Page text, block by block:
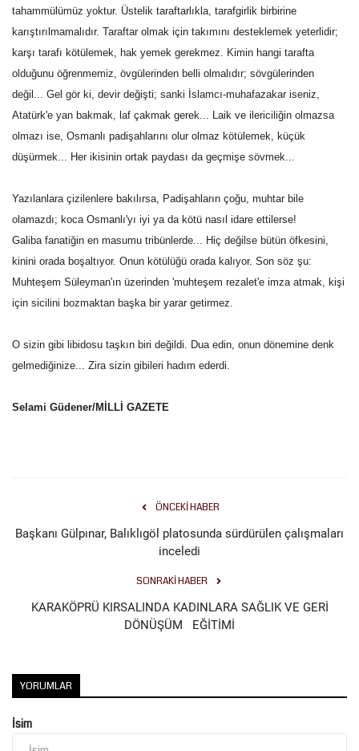
tahammülümüz yoktur. Üstelik taraftarlıkla, tarafgirlik birbirine
karıştırılmamalıdır. Taraftar olmak için takımını desteklemek yeterlidir;
karşı tarafı kötülemek, hak yemek gerekmez. Kimin hangi tarafta
olduğunu öğrenmemiz, övgülerinden belli olmalıdır; sövgülerinden
değil... Gel gör ki, devir değişti; sanki İslamcı-muhafazakar iseniz,
Atatürk'e yan bakmak, laf çakmak gerek... Laik ve ilericiliğin olmazsa
olmazı ise, Osmanlı padişahlarını olur olmaz kötülemek, küçük
düşürmek... Her ikisinin ortak paydası da geçmişe sövmek...
Yazılanlara çizilenlere bakılırsa, Padişahların çoğu, muhtar bile
olamazdı; koca Osmanlı'yı iyi ya da kötü nasıl idare ettilerse!
Galiba fanatiğin en masumu tribünlerde... Hiç değilse bütün öfkesini,
kinini orada boşaltıyor. Onun kötülüğü orada kalıyor. Son söz şu:
Muhteşem Süleyman'ın üzerinden 'muhteşem rezalet'e imza atmak, kişi
için sicilini bozmaktan başka bir yarar getirmez.
O sizin gibi libidosu taşkın biri değildi. Dua edin, onun dönemine denk
gelmediğinize... Zira sizin gibileri hadım ederdi.
Selami Güdener/MİLLİ GAZETE
ÖNCEKI HABER
Başkanı Gülpınar, Balıklıgöl platosunda sürdürülen çalışmaları
inceledi
SONRAKI HABER
KARAKÖPRÜ KIRSALINDA KADINLARA SAĞLIK VE GERİ
DÖNÜŞÜM EĞİTİMİ
YORUMLAR
İsim